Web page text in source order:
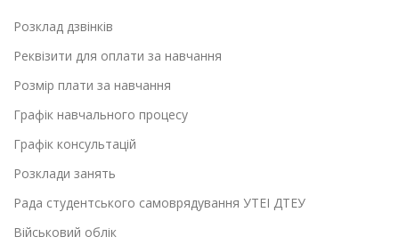
Розклад дзвінків
Реквізити для оплати за навчання
Розмір плати за навчання
Графік навчального процесу
Графік консультацій
Розклади занять
Рада студентського самоврядування УТЕІ ДТЕУ
Військовий облік